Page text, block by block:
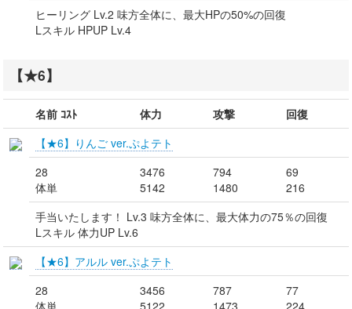
ヒーリング Lv.2 味方全体に、最大HPの50%の回復
Lスキル HPUP Lv.4
【★6】
名前 ｺｽﾄ 体力 攻撃
回復
【★6】りんご ver.ぷよテト
28
体単
3476
5142
794
1480
69
216
手当いたします！ Lv.3 味方全体に、最大体力の75％の回復
Lスキル 体力UP Lv.6
【★6】アルル ver.ぷよテト
28
体単
3456
5122
787
1473
77
224